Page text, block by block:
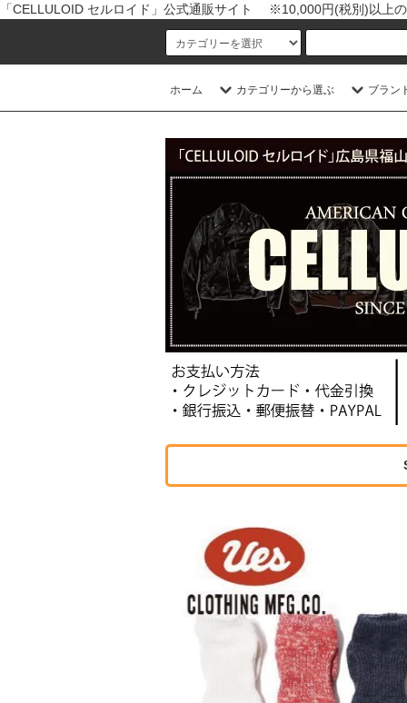
「CELLULOID セルロイド」公式通販サイト ※10,000円(税別)以上
ホーム カテゴリーから選ぶ ブラン